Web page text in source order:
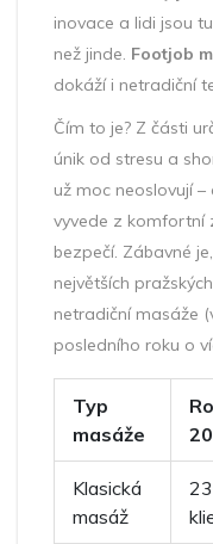
inovace a lidi jsou
než jinde. Footjob
dokáží i netradiční
Čím to je? Z části
únik od stresu a
už moc neoslovují
vyvede z komfortní
bezpečí. Zábavné
největších
netradiční masáže
posledního roku o
Typ
masáže
Klasická
masáž